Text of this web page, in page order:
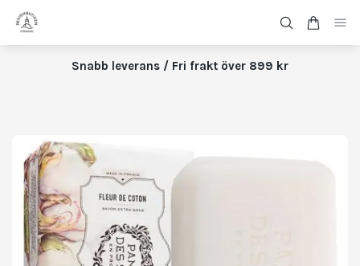
Snabb leverans / Fri frakt över 899 kr